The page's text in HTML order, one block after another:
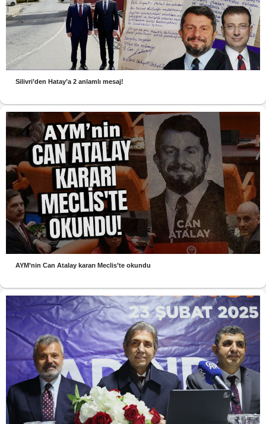
Silivri’den Hatay’a 2 anlamlı mesaj!
AYM’nin Can Atalay kararı Meclis’te okundu